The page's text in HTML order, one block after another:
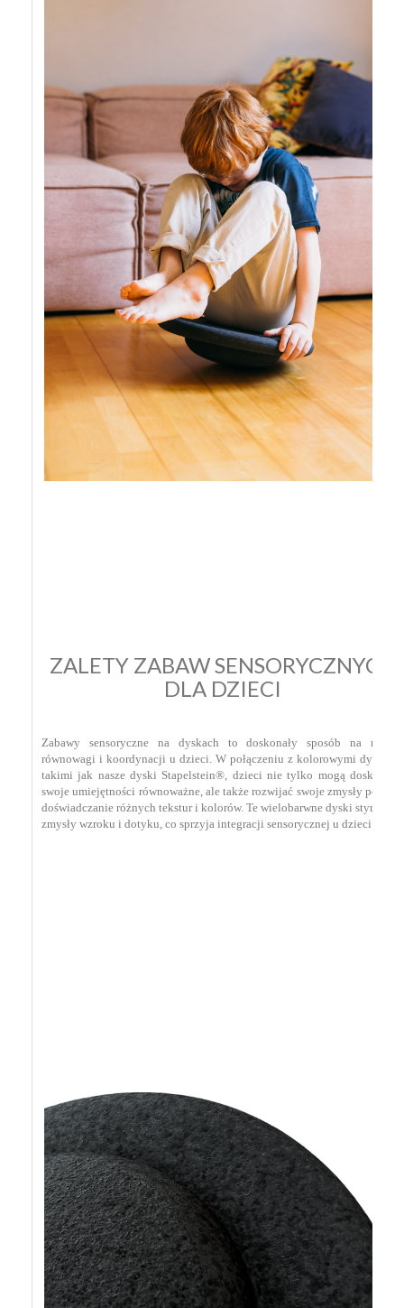
ZALETY ZABAW SENSORYCZNYCH
DLA DZIECI
Zabawy sensoryczne na dyskach to doskonały sposób na rozwój
równowagi i koordynacji u dzieci. W połączeniu z kolorowymi dyskami,
takimi jak nasze dyski Stapelstein®, dzieci nie tylko mogą doskonalić
swoje umiejętności równoważne, ale także rozwijać swoje zmysły poprzez
doświadczanie różnych tekstur i kolorów. Te wielobarwne dyski stymulują
zmysły wzroku i dotyku, co sprzyja integracji sensorycznej u dzieci.